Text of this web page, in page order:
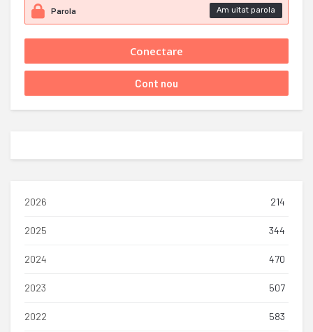
Am uitat parola
2026 214
2025 344
2024 470
2023 507
2022 583